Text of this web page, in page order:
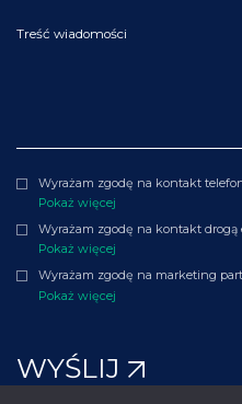
Treść wiadomości
Wyrażam zgodę na kontakt
Pokaż więcej
Wyrażam zgodę na kontakt
Pokaż więcej
Wyrażam zgodę na marketing
Pokaż więcej
WYŚLIJ